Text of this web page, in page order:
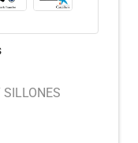
SILLONES